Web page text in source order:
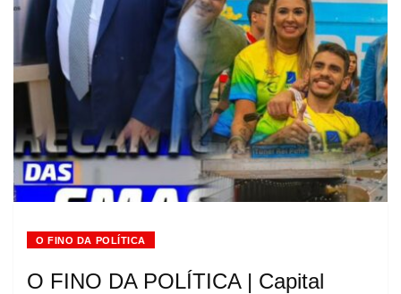
O FINO DA POLÍTICA
O FINO DA POLÍTICA | Capital